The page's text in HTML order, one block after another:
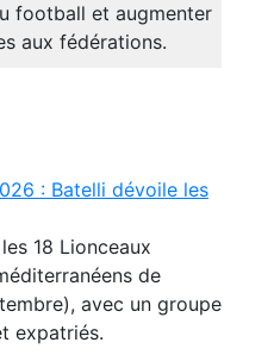
football et augmenter
aux fédérations.
: Batelli dévoile les
18 Lionceaux
de
avec un groupe
expatriés.